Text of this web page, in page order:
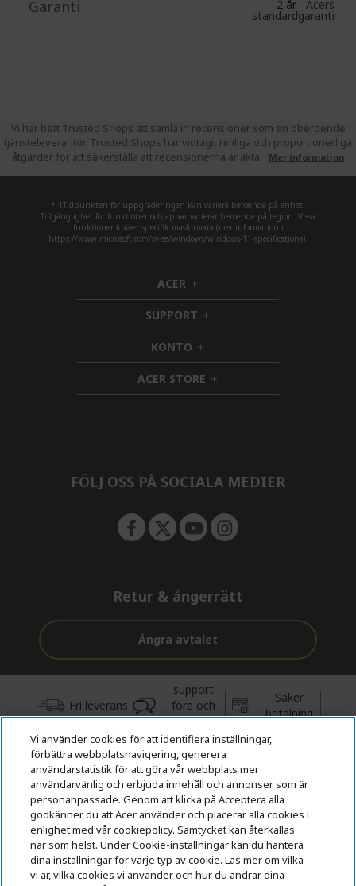
Garanti 2 år Acers
standardgaranti
Vi har bett Trusted Shops att samla in recensioner som en oberoende
tjänsteleverantör. Trusted Shops har vidtagit rimliga och proportionerliga
åtgärder för att säkerställa att recensionerna är äkta.
Mer information
* 1Tidpunkten för uppgraderingen kan variera beroende på enhet.
Tillgänglighet för funktioner och appar varierar beroende på region. Vissa
funktioner kräver specifik maskinvara (mer information i
https://www.microsoft.com/sv-se/windows/windows-11-specifications).
ACER h
i
d
d
e
n
SUPPORT h
i
d
d
e
n
KONTO h
i
d
d
ACER STORE h
i
FÖLJ OSS PÅ SOCIALA MEDIER
Retur & ångerrätt
Ångra avtalet
Fri leverans
support
före och
efter köp
Säker
betalning
© 2026 Acer Inc.
CPYou BV är auktoriserad återförsäljare och försäljare av de
produkter och tjänster som erbjuds i denna butik.
Vi använder cookies för att identifiera inställningar,
förbättra webbplatsnavigering, generera
användarstatistik för att göra vår webbplats mer
användarvänlig och erbjuda innehåll och annonser som är
personanpassade. Genom att klicka på Acceptera alla
godkänner du att Acer använder och placerar alla cookies i
enlighet med vår cookiepolicy. Samtycket kan återkallas
när som helst. Under Cookie-inställningar kan du hantera
dina inställningar för varje typ av cookie. Läs mer om vilka
vi är, vilka cookies vi använder och hur du ändrar dina